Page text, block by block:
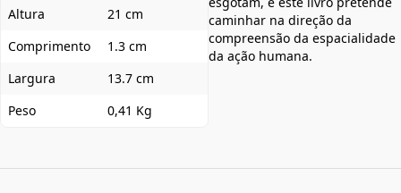
Altura
21 cm
Comprimento
1.3 cm
Largura
13.7 cm
Peso
0,41 Kg
caminhar na direção da
compreensão da espacialidade
da ação humana.